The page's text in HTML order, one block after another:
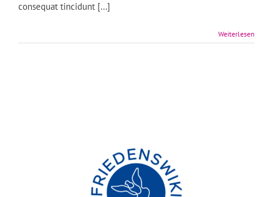
consequat tincidunt [...]
Weiterlesen